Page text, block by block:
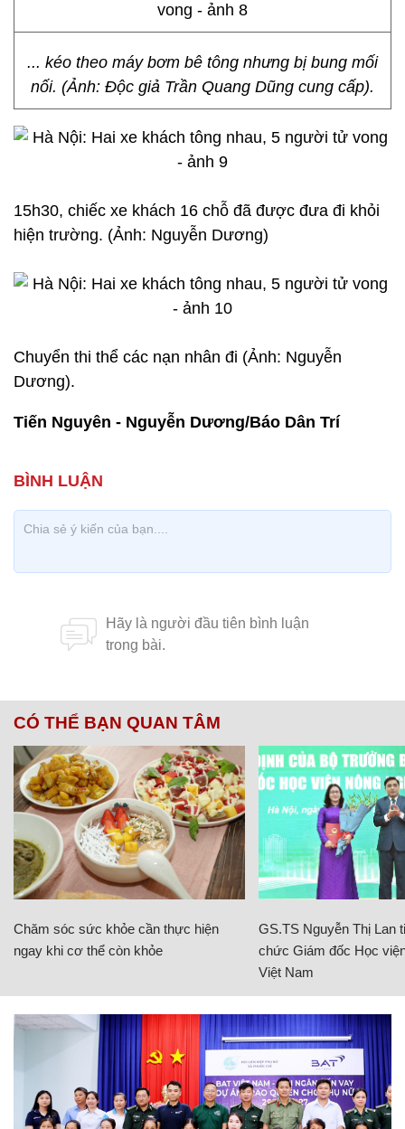
... kéo theo máy bơm bê tông nhưng bị bung mối
nối. (Ảnh: Độc giả Trần Quang Dũng cung cấp).
15h30, chiếc xe khách 16 chỗ đã được đưa đi khỏi
hiện trường. (Ảnh: Nguyễn Dương)
Chuyển thi thể các nạn nhân đi (Ảnh: Nguyễn
Dương).
Tiến Nguyên - Nguyễn Dương/Báo Dân Trí
CÓ THỂ BẠN QUAN TÂM
Chăm sóc sức khỏe cần thực hiện
ngay khi cơ thể còn khỏe
GS.TS Nguyễn Thị Lan
chức Giám đốc Học
Việt Nam